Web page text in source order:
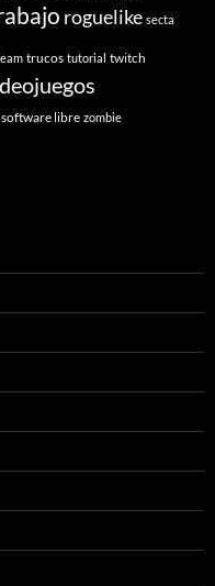
roguelike secta
trucos tutorial twitch
libre zombie